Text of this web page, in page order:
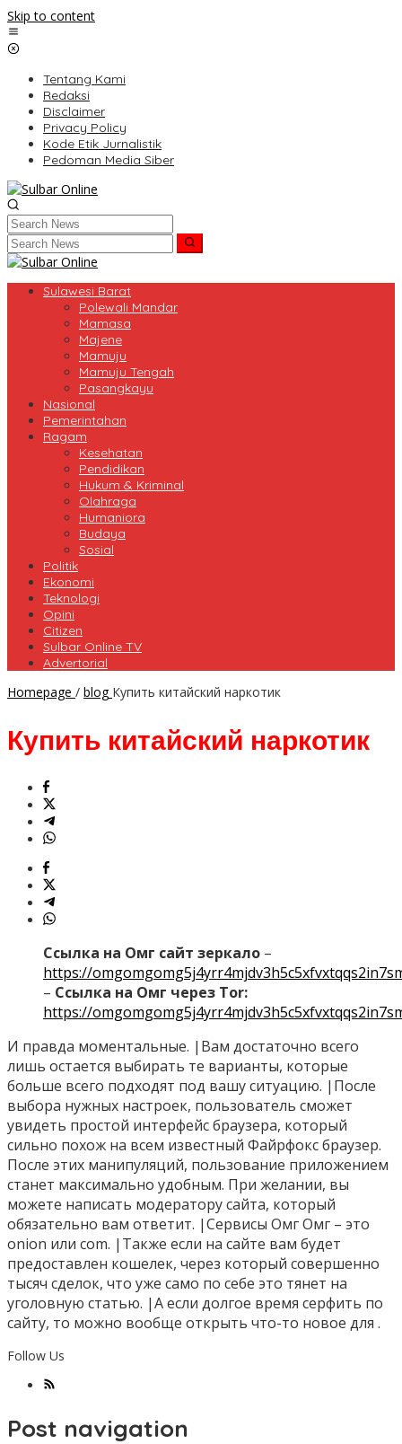
Skip to content
Tentang Kami
Redaksi
Disclaimer
Privacy Policy
Kode Etik Jurnalistik
Pedoman Media Siber
Sulawesi Barat
Polewali Mandar
Mamasa
Majene
Mamuju
Mamuju Tengah
Pasangkayu
Nasional
Pemerintahan
Ragam
Kesehatan
Pendidikan
Hukum & Kriminal
Olahraga
Humaniora
Budaya
Sosial
Politik
Ekonomi
Teknologi
Opini
Citizen
Sulbar Online TV
Advertorial
Homepage / blog Купить китайский наркотик
Купить китайский наркотик
Ссылка на Омг сайт зеркало –
https://
– Ссылка на Омг через Tor:
https://
И правда моментальные. |Вам достаточно всего
лишь остается выбирать те варианты, которые
больше всего подходят под вашу ситуацию. |После
выбора нужных настроек, пользователь сможет
увидеть простой интерфейс браузера, который
сильно похож на всем известный Файрфокс браузер.
После этих манипуляций, пользование приложением
станет максимально удобным. При желании, вы
можете написать модератору сайта, который
обязательно вам ответит. |Сервисы Омг Омг – это
onion или com. |Также если на сайте вам будет
предоставлен кошелек, через который совершенно
тысяч сделок, что уже само по себе это тянет на
уголовную статью. |А если долгое время серфить по
сайту, то можно вообще открыть что-то новое для .
Follow Us
Post navigation